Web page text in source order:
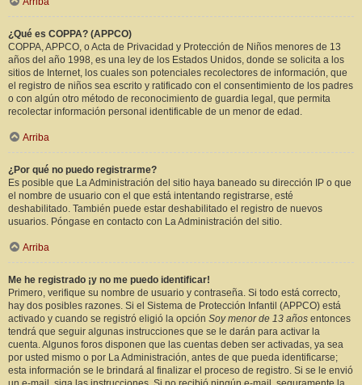
¿Qué es COPPA? (APPCO)
COPPA, APPCO, o Acta de Privacidad y Protección de Niños menores de 13
años del año 1998, es una ley de los Estados Unidos, donde se solicita a los
sitios de Internet, los cuales son potenciales recolectores de información, que
el registro de niños sea escrito y ratificado con el consentimiento de los padres
o con algún otro método de reconocimiento de guardia legal, que permita
recolectar información personal identificable de un menor de edad.
Arriba
¿Por qué no puedo registrarme?
Es posible que La Administración del sitio haya baneado su dirección IP o que
el nombre de usuario con el que está intentando registrarse, esté
deshabilitado. También puede estar deshabilitado el registro de nuevos
usuarios. Póngase en contacto con La Administración del sitio.
Arriba
Me he registrado ¡y no me puedo identificar!
Primero, verifique su nombre de usuario y contraseña. Si todo está correcto,
hay dos posibles razones. Si el Sistema de Protección Infantil (APPCO) está
activado y cuando se registró eligió la opción Soy menor de 13 años entonces
tendrá que seguir algunas instrucciones que se le darán para activar la
cuenta. Algunos foros disponen que las cuentas deben ser activadas, ya sea
por usted mismo o por La Administración, antes de que pueda identificarse;
esta información se le brindará al finalizar el proceso de registro. Si se le envió